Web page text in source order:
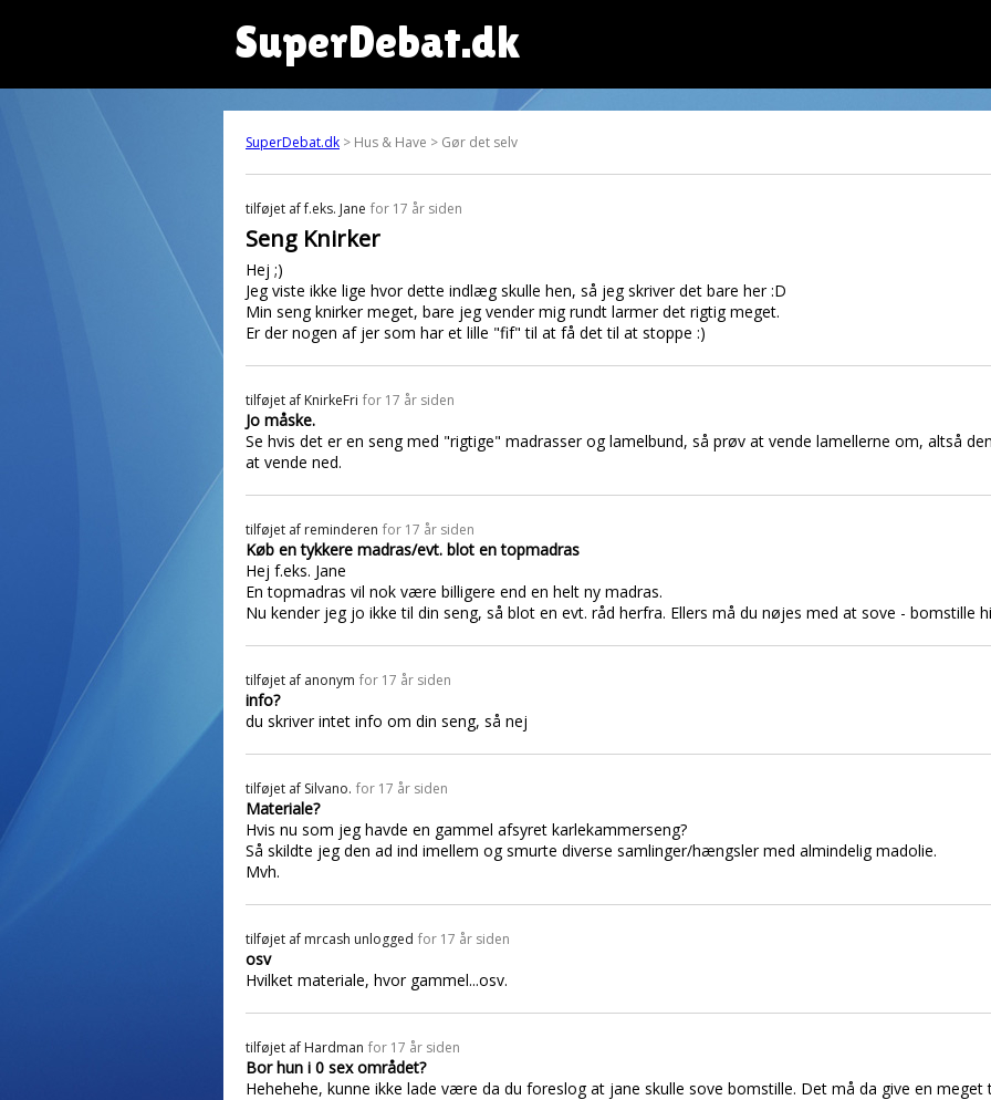
SuperDebat.dk
SuperDebat.dk > Hus & Have > Gør det selv
tilføjet aff.eks. Jane for 17 år siden
Seng Knirker
Hej ;)
Jeg viste ikke lige hvor dette indlæg skulle hen, så jeg skriver det bare her :D
Min seng knirker meget, bare jeg vender mig rundt larmer det rigtig meget.
Er der nogen af jer som har et lille "fif" til at få det til at stoppe :)
tilføjet af KnirkeFri for 17 år siden
Jo måske.
Se hvis det er en seng med "rigtige" madrasser og lamelbund, så prøv at vende lamellerne om, altså
at vende ned.
tilføjet af reminderen for 17 år siden
Køb en tykkere madras/evt. blot en topmadras
Hej f.eks. Jane
En topmadras vil nok være billigere end en helt ny madras.
Nu kender jeg jo ikke til din seng, så blot en evt. råd herfra. Ellers må du nøjes med at sove - bomstille
tilføjet af anonym for 17 år siden
info?
du skriver intet info om din seng, så nej
tilføjet af Silvano. for 17 år siden
Materiale?
Hvis nu som jeg havde en gammel afsyret karlekammerseng?
Så skildte jeg den ad ind imellem og smurte diverse samlinger/hængsler med almindelig madolie.
Mvh.
tilføjet af mrcash unlogged for 17 år siden
osv
Hvilket materiale, hvor gammel...osv.
tilføjet af Hardman for 17 år siden
Bor hun i 0 sex området?
Hehehehe, kunne ikke lade være da du foreslog at jane skulle sove bomstille. Det må da give en meget